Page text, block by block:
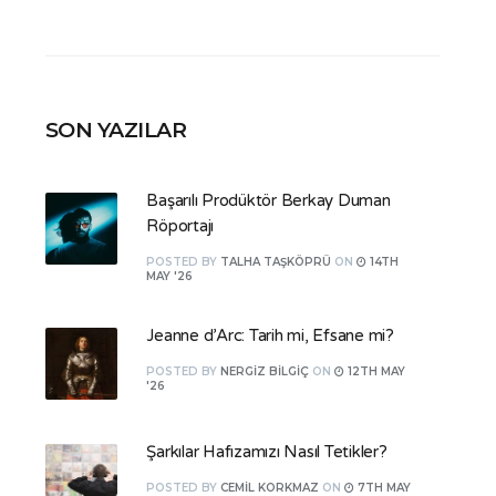
SON YAZILAR
Başarılı Prodüktör Berkay Duman
Röportajı
POSTED BY TALHA TAŞKÖPRÜ ON
14TH
MAY '26
Jeanne d’Arc: Tarih mi, Efsane mi?
POSTED BY NERGIZ BILGIÇ ON
12TH MAY
'26
Şarkılar Hafızamızı Nasıl Tetikler?
POSTED BY CEMIL KORKMAZ ON
7TH MAY